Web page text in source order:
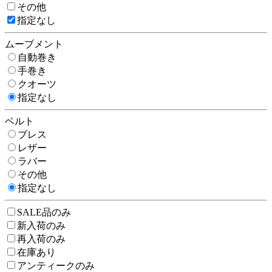
その他
指定なし
ムーブメント
自動巻き
手巻き
クオーツ
指定なし
ベルト
ブレス
レザー
ラバー
その他
指定なし
SALE品のみ
新入荷のみ
再入荷のみ
在庫あり
アンティークのみ